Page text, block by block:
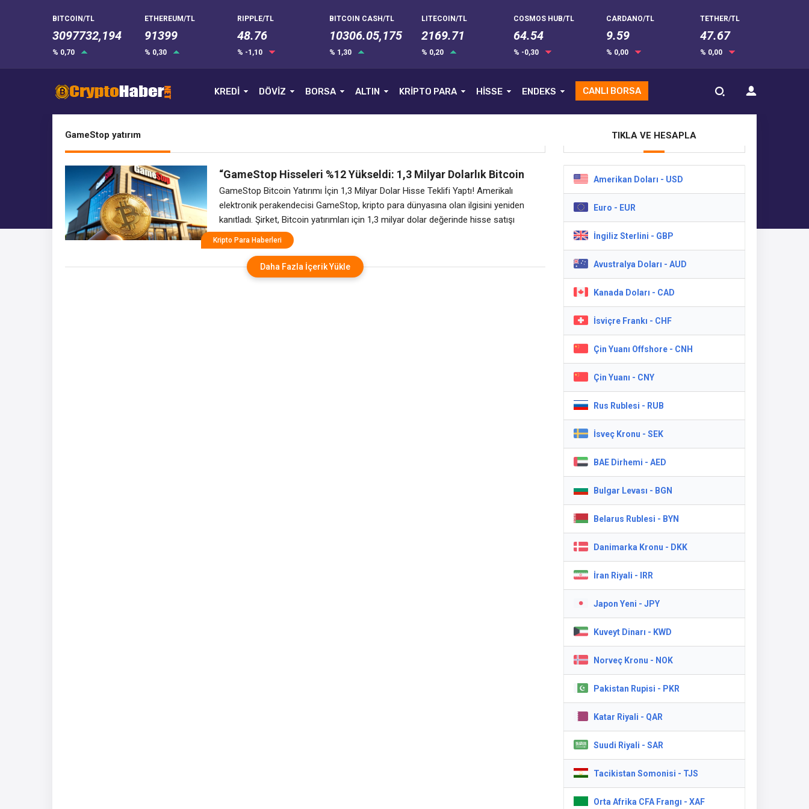
BITCOIN/TL
3097732,194
% 0,70
ETHEREUM/TL
91399
% 0,30
RIPPLE/TL
48.76
% -1,10
BITCOIN CASH/TL
10306.05,175
% 1,30
LITECOIN/TL
2169.71
% 0,20
COSMOS HUB/TL
64.54
% -0,30
CARDANO/TL
9.59
% 0,00
TETHER/TL
47.67
% 0,00
KREDİ DÖVİZ BORSA ALTIN KRİPTO PARA HİSSE ENDEKS CANLI BORSA
GameStop yatırım
“GameStop Hisseleri %12 Yükseldi: 1,3 Milyar Dolarlık Bitcoin
Yatırım Hamlesi!”
GameStop Bitcoin Yatırımı İçin 1,3 Milyar Dolar Hisse Teklifi Yaptı! Amerikalı
elektronik perakendecisi GameStop, kripto para dünyasına olan ilgisini yeniden
kanıtladı. Şirket, Bitcoin yatırımları için 1,3 milyar dolar değerinde hisse satışı
yapacağını duyurdu. Bu açıklama, GameStop hisselerinde %12’lik bir artış
yaşanmasına neden oldu. GameStop, Bitcoin İçin Hisse Satıyor Kripto para
piyasasında önemli gelişmeler yaşanırken, GameStop’un
Kripto Para Haberleri
Daha Fazla İçerik Yükle
TIKLA VE HESAPLA
Amerikan Doları - USD
Euro - EUR
İngiliz Sterlini - GBP
Avustralya Doları - AUD
Kanada Doları - CAD
İsviçre Frankı - CHF
Çin Yuanı Offshore - CNH
Çin Yuanı - CNY
Rus Rublesi - RUB
İsveç Kronu - SEK
BAE Dirhemi - AED
Bulgar Levası - BGN
Belarus Rublesi - BYN
Danimarka Kronu - DKK
İran Riyali - IRR
Japon Yeni - JPY
Kuveyt Dinarı - KWD
Norveç Kronu - NOK
Pakistan Rupisi - PKR
Katar Riyali - QAR
Suudi Riyali - SAR
Tacikistan Somonisi - TJS
Orta Afrika CFA Frangı - XAF